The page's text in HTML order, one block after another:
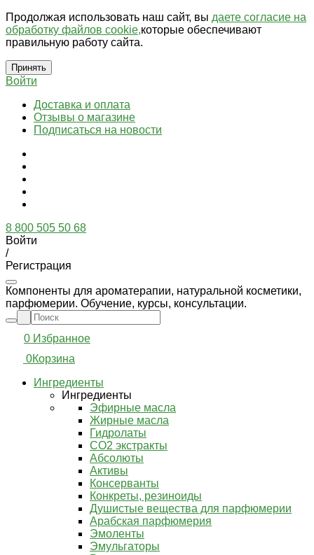
Продолжая использовать наш сайт, вы даете согласие на
обработку файлов cookie,которые обеспечивают
правильную работу сайта.
Принять
Войти
Доставка и оплата
Отзывы о магазине
Подписаться на новости
8 800 505 50 68
Войти
/
Регистрация
Компоненты для ароматерапии, натуральной косметики,
парфюмерии. Обучение, курсы, консультации.
0 Избранное
0Корзина
Ингредиенты
Ингредиенты
Эфирные масла
Жирные масла
Гидролаты
СО2 экстракты
Абсолюты
Активы
Консерванты
Конкреты, резиноиды
Душистые вещества для парфюмерии
Арабская парфюмерия
Эмоленты
Эмульгаторы